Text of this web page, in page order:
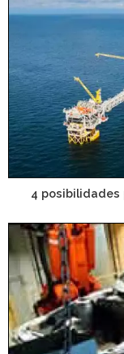
4 posibilidades